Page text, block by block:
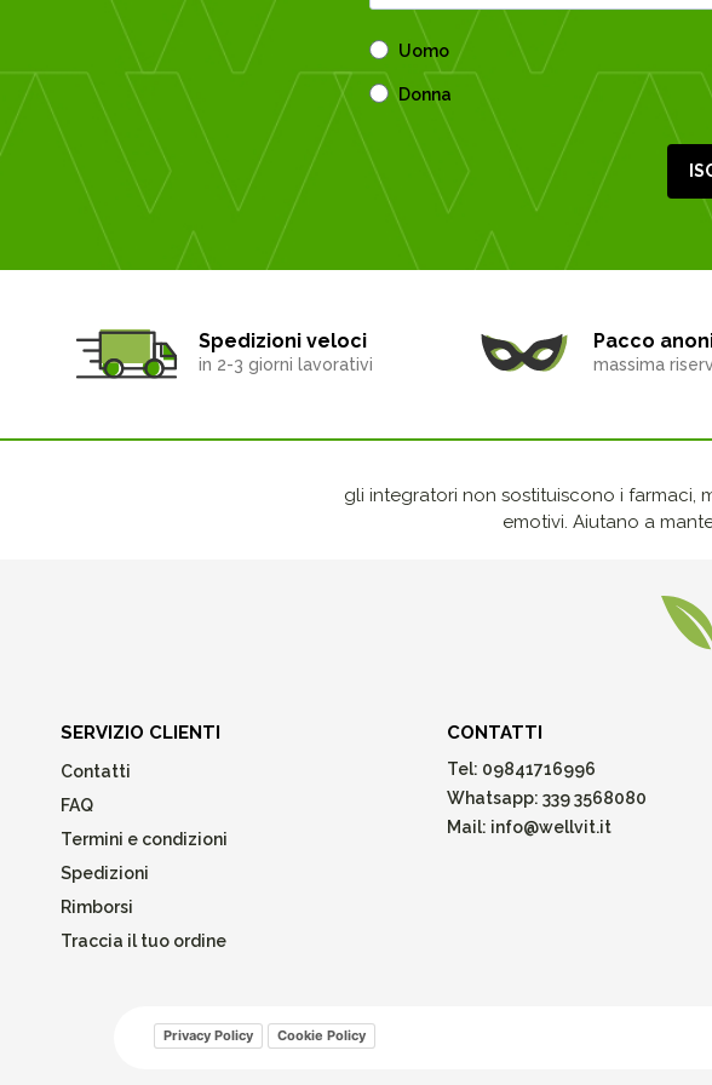
Uomo
Donna
Spedizioni veloci
in 2-3 giorni lavorativi
Pacco
massima
gli integratori non sostituiscono i farmaci,
emotivi. Aiutano a
SERVIZIO CLIENTI
Contatti
FAQ
Termini e condizioni
Spedizioni
Rimborsi
Traccia il tuo ordine
CONTATTI
Tel: 09841716996
Whatsapp: 339 3568080
Mail: info@wellvit.it
Privacy Policy Cookie Policy